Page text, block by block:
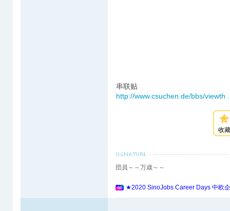
串联贴
http://www.csuchen.de/bbs/viewth
收
団員～～万歳～～
★2020 SinoJobs Career Days 中欧